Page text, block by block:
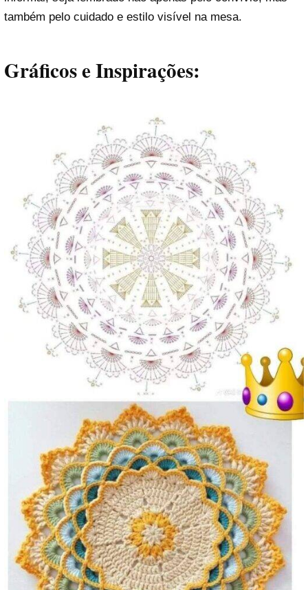
também pelo cuidado e estilo visível na mesa.
Gráficos e Inspirações: